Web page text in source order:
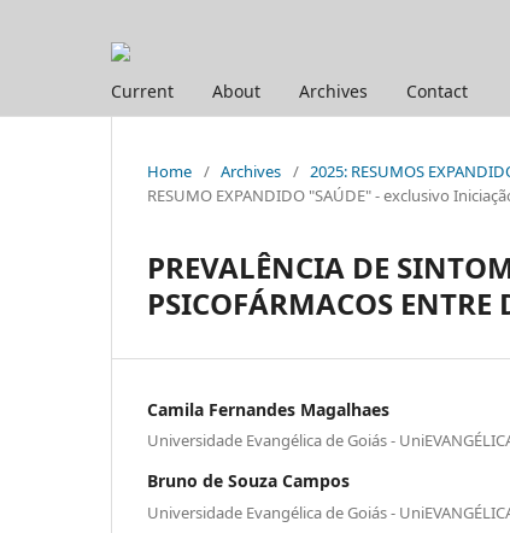
Current About Archives Contact
Home / Archives / 2025: RESUMOS
RESUMO EXPANDIDO "SAÚDE" - exclusivo
PREVALÊNCIA DE
PSICOFÁRMACOS
Camila Fernandes Magalhaes
Universidade Evangélica de Goiás -
Bruno de Souza Campos
Universidade Evangélica de Goiás -